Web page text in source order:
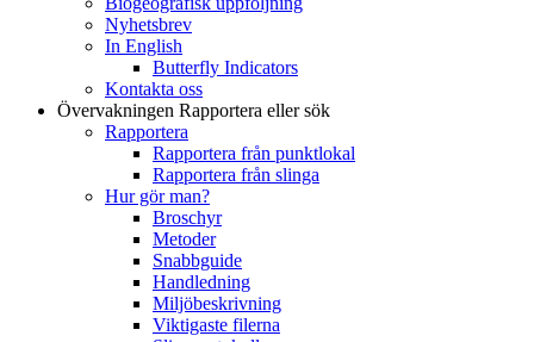
Nyhetsbrev
In English
Butterfly Indicators
Kontakta oss
Övervakningen Rapportera eller sök
Rapportera
Rapportera från punktlokal
Rapportera från slinga
Hur gör man?
Broschyr
Metoder
Snabbguide
Handledning
Miljöbeskrivning
Viktigaste filerna